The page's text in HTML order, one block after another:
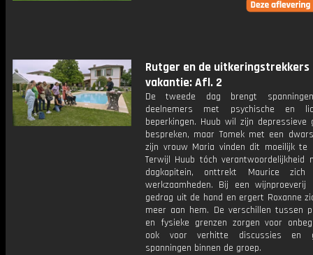
Rutger en de uitkeringstrekkers
vakantie: Afl. 2
De tweede dag brengt
deelnemers met psychische en
beperkingen. Huub wil zijn depressieve
bespreken, maar Tomek met een
zijn vrouw Maria vinden dit moeilijk te
Terwijl Huub tóch verantwoordelijkheid
dagkapitein, onttrekt Maurice
werkzaamheden. Bij een wijnproeverij
gedrag uit de hand en ergert Roxanne
meer aan hem. De verschillen tussen
en fysieke grenzen zorgen voor
ook voor verhitte discussies en
spanningen binnen de groep.